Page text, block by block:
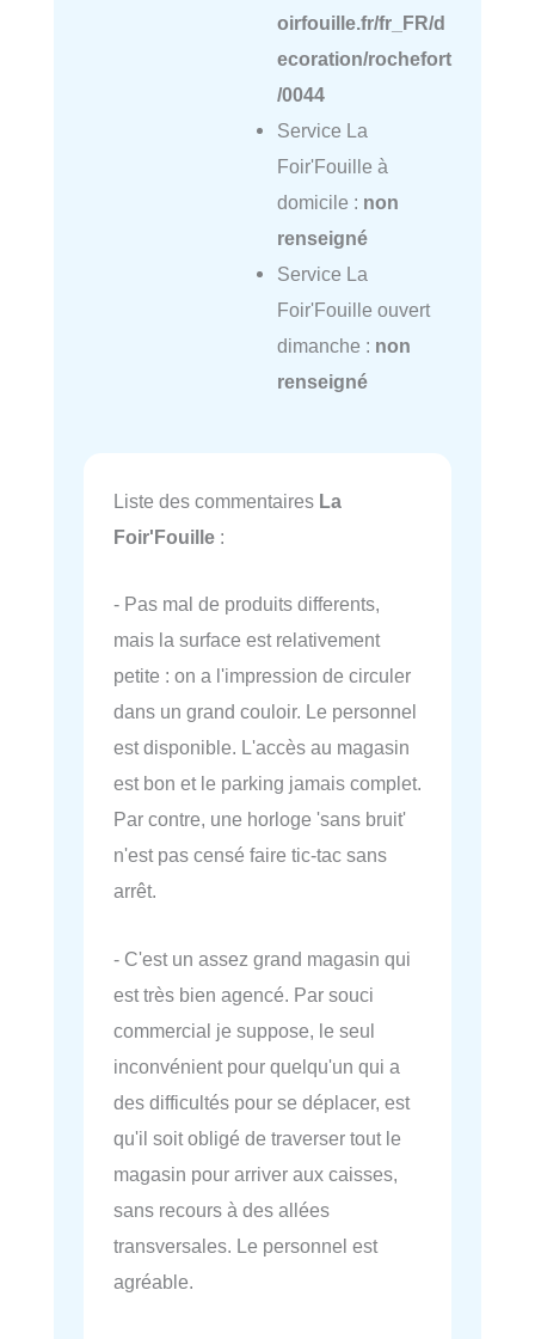
oirfouille.fr/fr_FR/d
ecoration/rochefort
/0044
Service La
Foir'Fouille à
domicile : non
renseigné
Service La
Foir'Fouille ouvert
dimanche : non
renseigné
Liste des commentaires La
Foir'Fouille :
- Pas mal de produits differents,
mais la surface est relativement
petite : on a l'impression de circuler
dans un grand couloir. Le personnel
est disponible. L'accès au magasin
est bon et le parking jamais complet.
Par contre, une horloge 'sans bruit'
n'est pas censé faire tic-tac sans
arrêt.
- C'est un assez grand magasin qui
est très bien agencé. Par souci
commercial je suppose, le seul
inconvénient pour quelqu'un qui a
des difficultés pour se déplacer, est
qu'il soit obligé de traverser tout le
magasin pour arriver aux caisses,
sans recours à des allées
transversales. Le personnel est
agréable.